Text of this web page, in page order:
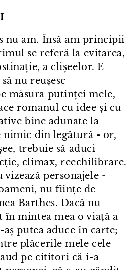
nu am. Însă am principii
se referă la evitarea,
a clișeelor. E
nu reușesc
măsura putinței mele,
romanul cu idee și cu
bine adunate la
nimic din legătură - or,
trebuie să aduci
climax, reechilibrare.
personajele -
nu ființe de
Barthes. Dacă nu
în mintea mea o viață a
putea aduce în carte;
plăcerile mele cele
pe cititori că i⁠-⁠a